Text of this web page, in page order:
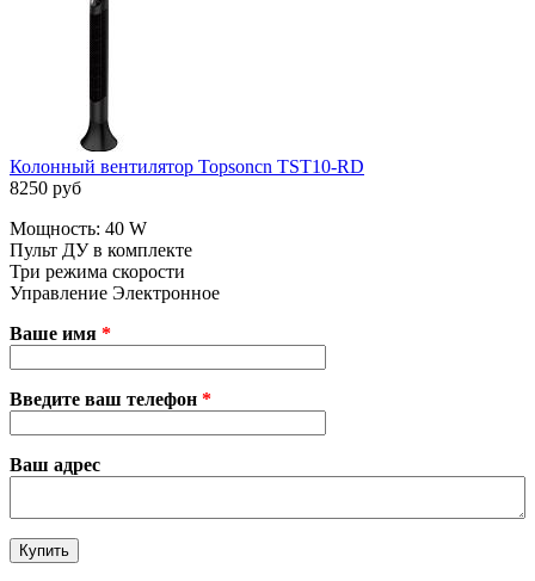
Колонный вентилятор Topsoncn TST10-RD
8250 руб
Мощность: 40 W
Пульт ДУ в комплекте
Три режима скорости
Управление Электронное
Ваше имя *
Введите ваш телефон *
Ваш адрес